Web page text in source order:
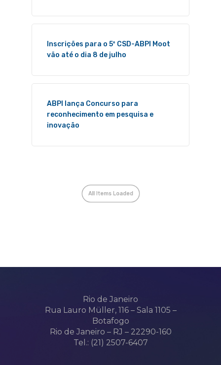
Inscrições para o 5º CSD-ABPI Moot
vão até o dia 8 de julho
ABPI lança Concurso para
reconhecimento em pesquisa e
inovação
Rio de Janeiro
Rua Lauro Müller, 116 – Sala 1105 –
Botafogo
Rio de Janeiro – RJ – 22290-160
Tel.: (21) 2507-6407